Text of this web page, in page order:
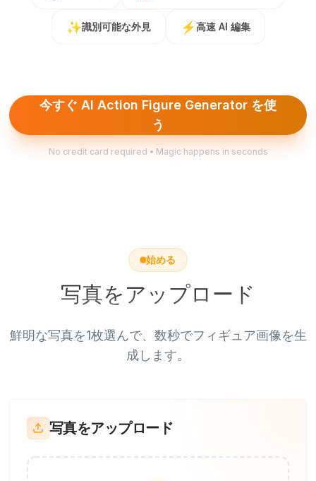
✨識別可能な外見 ⚡高速 AI 編集
今すぐ AI Action Figure Generator を使
う
No credit card required • Magic happens in seconds
始める
写真をアップロード
鮮明な写真を1枚選んで、数秒でフィギュア画像を生
成します。
写真をアップロード